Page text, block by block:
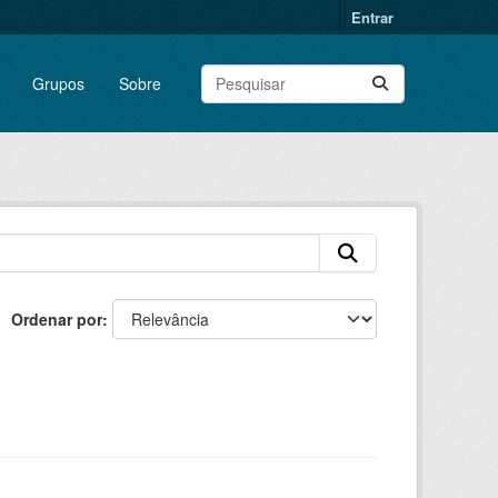
Entrar
Grupos Sobre
Ordenar por